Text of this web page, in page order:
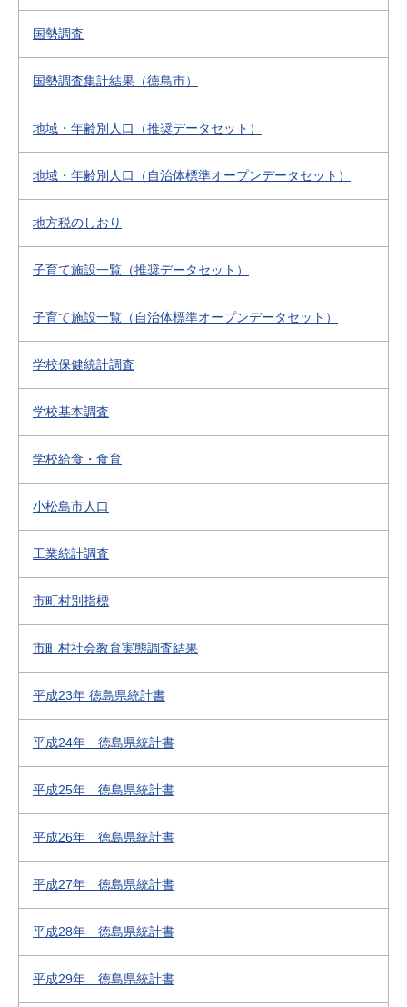
国勢調査
国勢調査集計結果（徳島市）
地域・年齢別人口（推奨データセット）
地域・年齢別人口（自治体標準オープンデータセット）
地方税のしおり
子育て施設一覧（推奨データセット）
子育て施設一覧（自治体標準オープンデータセット）
学校保健統計調査
学校基本調査
学校給食・食育
小松島市人口
工業統計調査
市町村別指標
市町村社会教育実態調査結果
平成23年 徳島県統計書
平成24年 徳島県統計書
平成25年 徳島県統計書
平成26年 徳島県統計書
平成27年 徳島県統計書
平成28年 徳島県統計書
平成29年 徳島県統計書